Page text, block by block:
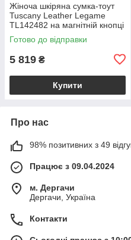
Жіноча шкіряна сумка-тоут
Tuscany Leather Legame
TL142482 на магнітній кнопці
з плечовим ременем,
коралова BS2482_1_105
Готово до відправки
5 819 ₴
Купити
Про нас
98% позитивних з 49
Працює з 09.04.2024
м. Дергачи
Дергачи, Україна
Контакти